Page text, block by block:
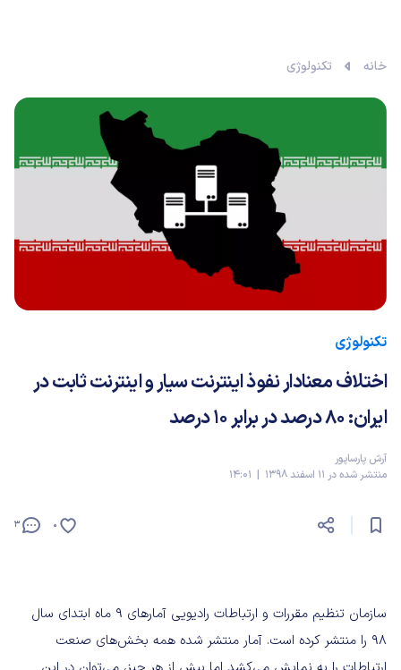
خانه تکنولوژی
تکنولوژی
اختلاف معنادار نفوذ اینترنت سیار و اینترنت ثابت در
ایران: ۸۰ درصد در برابر ۱۰ درصد
آرش پارساپور
منتشر شده در 11 اسفند 1398 | 14:01
3 0
سازمان تنظیم مقررات و ارتباطات رادیویی آمارهای ۹ ماه ابتدای سال
۹۸ را منتشر کرده است. آمار منتشر شده همه بخش‌های صنعت